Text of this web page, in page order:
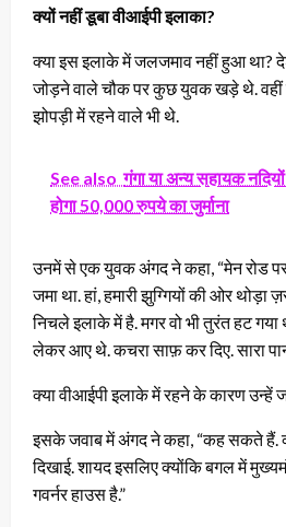
क्यों नहीं डूबा वीआईपी इलाका?
क्या इस इलाके में जलजमाव नहीं हुआ था?
जोड़ने वाले चौक पर कुछ युवक खड़े थे. वहीं
झोपड़ी में रहने वाले भी थे.
See also गंगा या अन्य सहायक नदियों
होगा 50,000 रुपये का जुर्माना
उनमें से एक युवक अंगद ने कहा, “मेन रोड पर
जमा था. हां, हमारी झुग्गियों की ओर थोड़ा
निचले इलाके में है. मगर वो भी तुरंत हट गया
लेकर आए थे. कचरा साफ़ कर दिए. सारा
क्या वीआईपी इलाके में रहने के कारण उन्हें
इसके जवाब में अंगद ने कहा, “कह सकते हैं.
दिखाई. शायद इसलिए क्योंकि बगल में
गवर्नर हाउस है.”